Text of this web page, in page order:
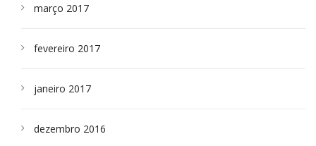
março 2017
fevereiro 2017
janeiro 2017
dezembro 2016